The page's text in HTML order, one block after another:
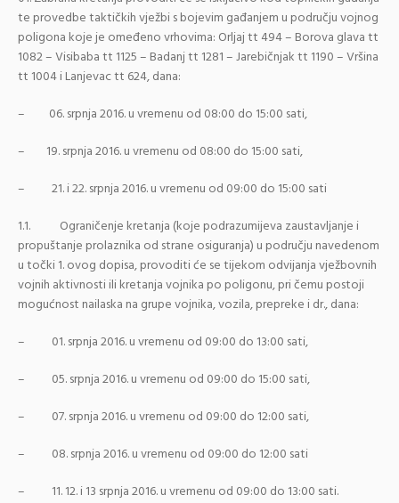
te provedbe taktičkih vježbi s bojevim gađanjem u području vojnog
poligona koje je omeđeno vrhovima: Orljaj tt 494 – Borova glava tt
1082 – Visibaba tt 1125 – Badanj tt 1281 – Jarebičnjak tt 1190 – Vršina
tt 1004 i Lanjevac tt 624, dana:
– 06. srpnja 2016. u vremenu od 08:00 do 15:00 sati,
– 19. srpnja 2016. u vremenu od 08:00 do 15:00 sati,
– 21. i 22. srpnja 2016. u vremenu od 09:00 do 15:00 sati
1.1. Ograničenje kretanja (koje podrazumijeva zaustavljanje i
propuštanje prolaznika od strane osiguranja) u području navedenom
u točki 1. ovog dopisa, provoditi će se tijekom odvijanja vježbovnih
vojnih aktivnosti ili kretanja vojnika po poligonu, pri čemu postoji
mogućnost nailaska na grupe vojnika, vozila, prepreke i dr., dana:
– 01. srpnja 2016. u vremenu od 09:00 do 13:00 sati,
– 05. srpnja 2016. u vremenu od 09:00 do 15:00 sati,
– 07. srpnja 2016. u vremenu od 09:00 do 12:00 sati,
– 08. srpnja 2016. u vremenu od 09:00 do 12:00 sati
– 11. 12. i 13 srpnja 2016. u vremenu od 09:00 do 13:00 sati.